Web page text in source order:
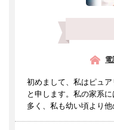
電
初めまして、私はピュア
と申します。私の家系
多く、私も幼い頃より